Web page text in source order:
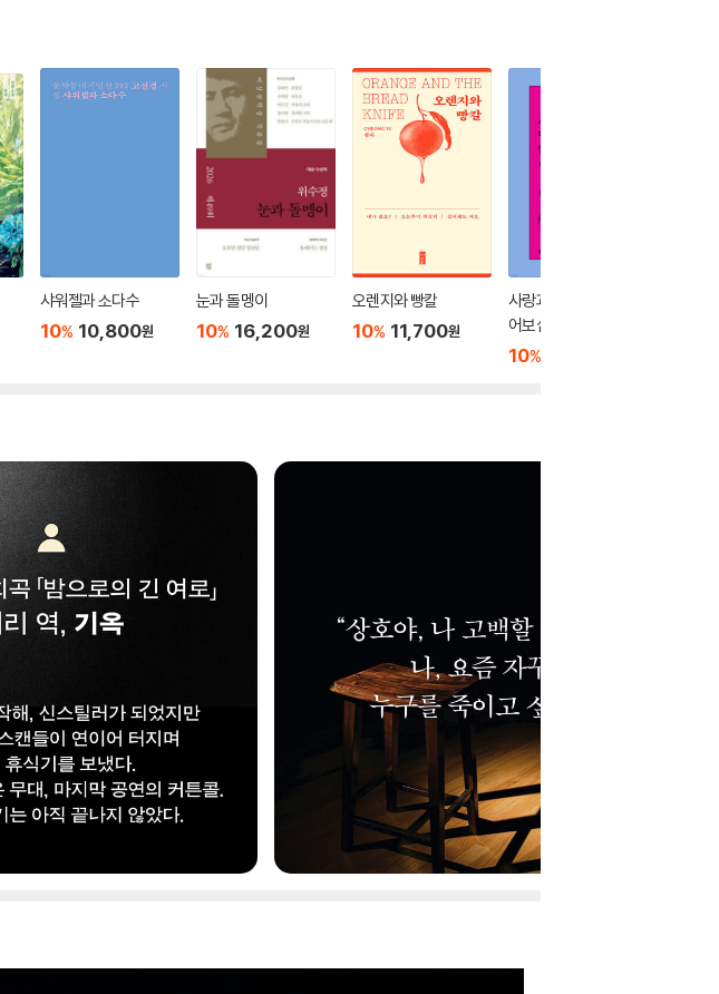
샤워젤과 소다수
10% 10,800원
눈과 돌멩이
10% 16,200원
오렌지와 빵칼
10% 11,700원
사랑과 멸종을 바꿔 읽
어보십시오
10%